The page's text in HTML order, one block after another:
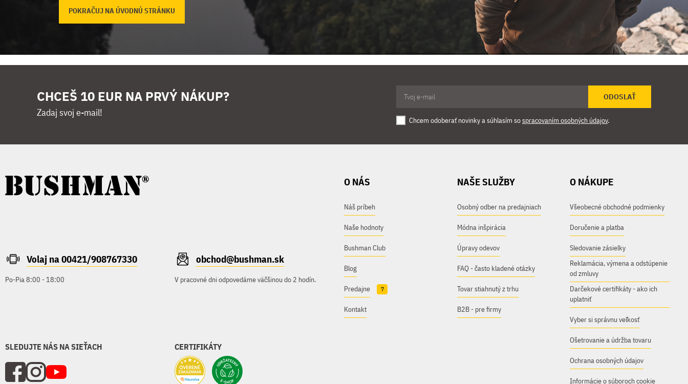
POKRAČUJ NA ÚVODNÚ STRÁNKU
CHCEŠ 10 EUR NA PRVÝ NÁKUP?
Zadaj svoj e-mail!
ODOSLAŤ
Chcem odoberať novinky a súhlasím sospracovaním osobných údajov.
Volaj na 00421/908767330
Po-Pia 8:00 - 18:00
obchod@bushman.sk
V pracovné dni odpovedáme väčšinou do 2 hodín.
SLEDUJTE NÁS NA SIEŤACH CERTIFIKÁTY
O NÁS
Náš príbeh
Naše hodnoty
Bushman Club
Blog
Predajne 7
Kontakt
NAŠE SLUŽBY
Osobný odber na predajniach
Módna inšpirácia
Úpravy odevov
FAQ - často kladené otázky
Tovar stiahnutý z trhu
B2B - pre firmy
O NÁKUPE
Všeobecné obchodné podmienky
Doručenie a platba
Sledovanie zásielky
Reklamácia, výmena a odstúpenie
od zmluvy
Darčekové certifikáty - ako ich
uplatniť
Vyber si správnu veľkosť
Ošetrovanie a údržba tovaru
Ochrana osobných údajov
Informácie o súboroch cookie